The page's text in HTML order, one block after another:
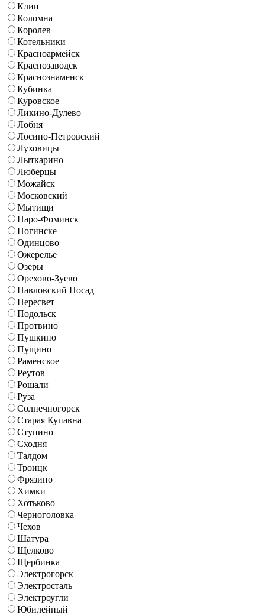
Клин
Коломна
Королев
Котельники
Красноармейск
Краснозаводск
Краснознаменск
Кубинка
Куровское
Ликино-Дулево
Лобня
Лосино-Петровский
Луховицы
Лыткарино
Люберцы
Можайск
Московский
Мытищи
Наро-Фоминск
Ногинске
Одинцово
Ожерелье
Озеры
Орехово-Зуево
Павловский Посад
Пересвет
Подольск
Протвино
Пушкино
Пущино
Раменское
Реутов
Рошали
Руза
Солнечногорск
Старая Купавна
Ступино
Сходня
Талдом
Троицк
Фрязино
Химки
Хотьково
Черноголовка
Чехов
Шатура
Щелково
Щербинка
Электрогорск
Электросталь
Электроугли
Юбилейный